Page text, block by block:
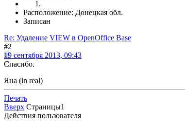
Расположение: Донецкая обл.
Записан
Re: Удаление VIEW в OpenOffice Base
#2
19 сентября 2013, 09:43
Спасибо.
Яна (in real)
Печать
Вверх Страницы1
Действия пользователя